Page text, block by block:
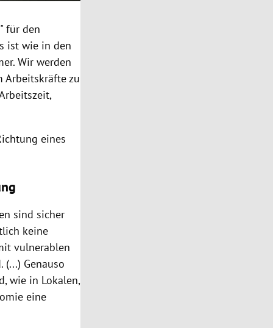
für den
ist wie in den
Wir werden
Arbeitskräfte zu
eines
sind sicher
keine
vulnerablen
Genauso
wie in Lokalen,
eine